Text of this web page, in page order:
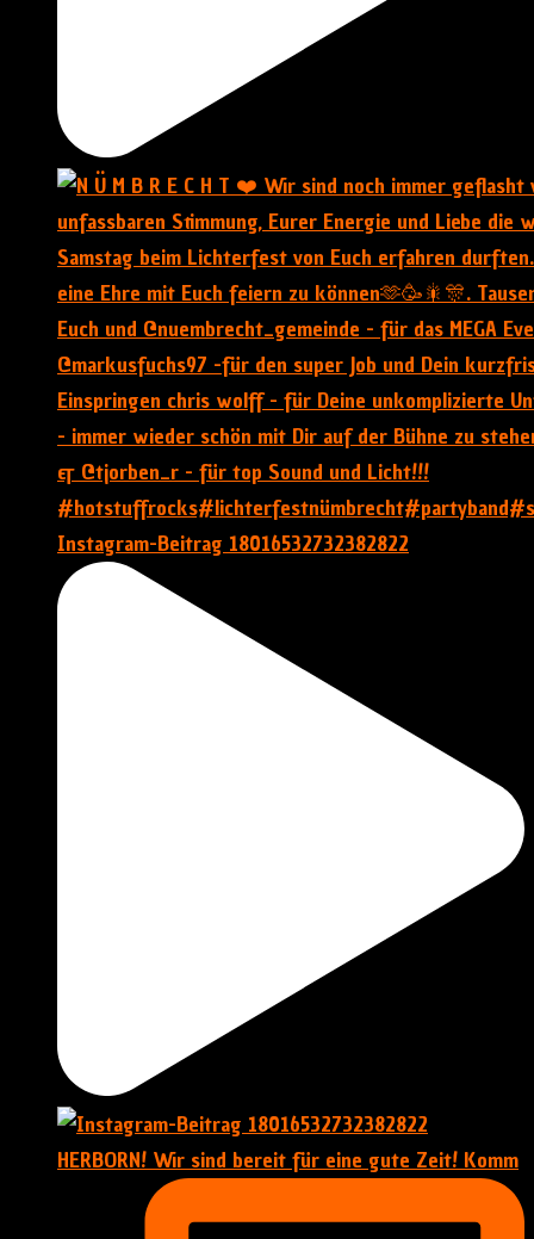
Instagram-Beitrag 18016532732382822
HERBORN! Wir sind bereit für eine gute Zeit! Komm